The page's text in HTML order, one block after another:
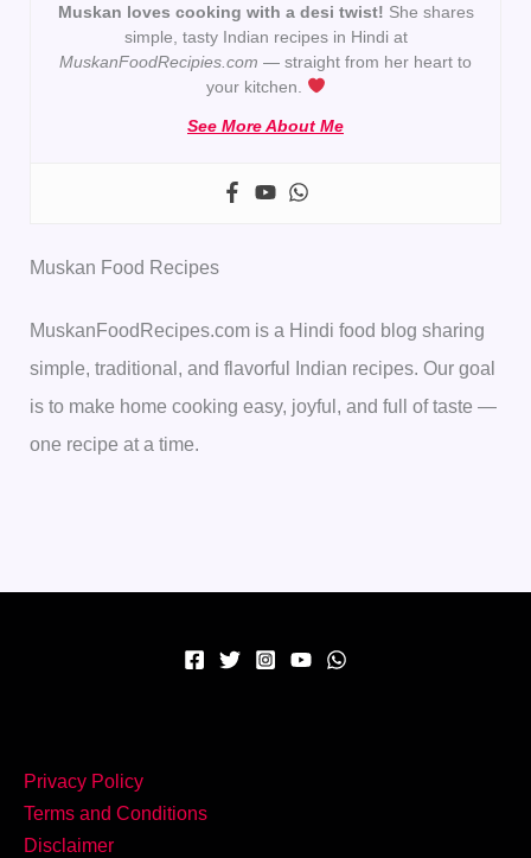
Muskan loves cooking with a desi twist! She shares
simple, tasty Indian recipes in Hindi at
MuskanFoodRecipies.com — straight from her heart to
your kitchen.
See More About Me
Muskan Food Recipes
MuskanFoodRecipes.com is a Hindi food blog sharing
simple, traditional, and flavorful Indian recipes. Our goal
is to make home cooking easy, joyful, and full of taste —
one recipe at a time.
Privacy Policy
Terms and Conditions
Disclaimer